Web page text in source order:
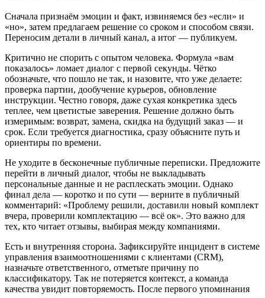
Сначала признаём эмоции и факт, извиняемся без «если» и
«но», затем предлагаем решение со сроком и способом связи.
Переносим детали в личный канал, а итог — публикуем.
Критично не спорить с опытом человека. Формула «вам
показалось» ломает диалог с первой секунды. Чётко
обозначьте, что пошло не так, и назовите, что уже делаете:
проверка партии, дообучение курьеров, обновление
инструкции. Честно говоря, даже сухая конкретика здесь
теплее, чем цветистые заверения. Решение должно быть
измеримым: возврат, замена, скидка на будущий заказ — и
срок. Если требуется диагностика, сразу объясните путь и
ориентиры по времени.
Не уходите в бесконечные публичные переписки. Предложите
перейти в личный диалог, чтобы не выкладывать
персональные данные и не расплескать эмоции. Однако
финал дела — коротко и по сути — верните в публичный
комментарий: «Проблему решили, доставили новый комплект
вчера, проверили комплектацию — всё ок». Это важно для
тех, кто читает отзывы, выбирая между компаниями.
Есть и внутренняя сторона. Зафиксируйте инцидент в системе
управления взаимоотношениями с клиентами (CRM),
назначьте ответственного, отметьте причину по
классификатору. Так не потеряется контекст, а команда
качества увидит повторяемость. После первого упоминания